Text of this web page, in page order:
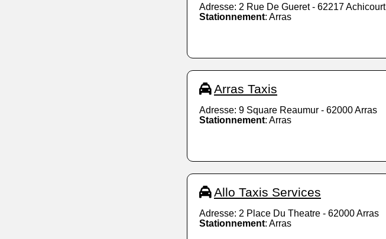
Adresse: 2 Rue De Gueret - 62217 Achicourt
Stationnement: Arras
Arras Taxis
Adresse: 9 Square Reaumur - 62000 Arras
Stationnement: Arras
Allo Taxis Services
Adresse: 2 Place Du Theatre - 62000 Arras
Stationnement: Arras